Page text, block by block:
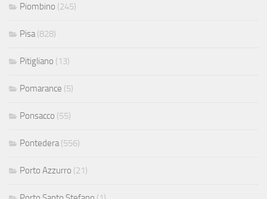
Piombino (245)
Pisa (828)
Pitigliano (13)
Pomarance (5)
Ponsacco (55)
Pontedera (556)
Porto Azzurro (21)